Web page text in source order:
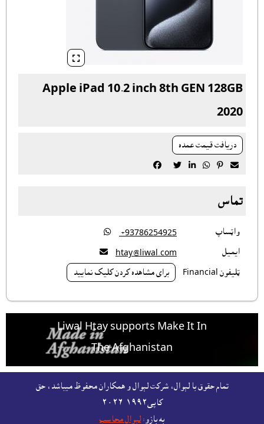

‎‏Apple iPad 10.2 inch 8th GEN 128GB
2020
دريافت قيمت عمده
     
تماس
واټساپ ‎ +93786254925

ايميل htay@liwal.com

ټليفون Financial براى مشاهده کردن کليک نماييد
Liwal Htay supports Make It In
The Afghanistan
Afghanistan products,
تمام حقوق با لېوال، شرکت لېوال و همکاران محفوظ ميباشد، حق
کاپى١٩٩٢-۲۰۲٦
به بازو: لېوال محاسب